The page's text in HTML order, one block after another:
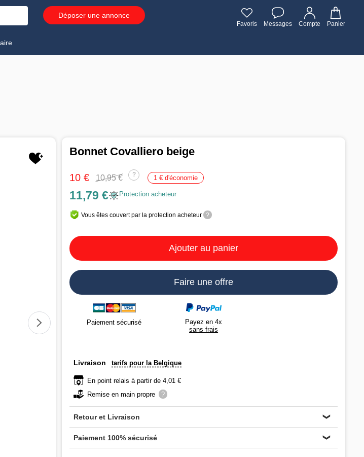
Déposer une annonce
Favoris Messages Compte Panier
Bonnet Covalliero beige
10 € 10,95 € ? 1 € d'économie
11,79 € Protection acheteur
Vous êtes couvert par la protection acheteur ?
Ajouter au panier
Faire une offre
Paiement sécurisé
Payez en 4x
sans frais
Livraison tarifs pour la Belgique
En point relais à partir de 4,01 €
Remise en main propre
?
Retour et Livraison ❯
Paiement 100% sécurisé ❯